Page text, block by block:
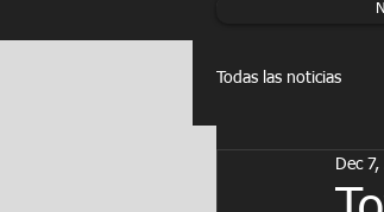
Todas las noticias
Drag Racing
Dec